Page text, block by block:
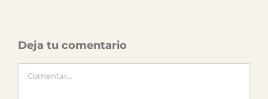
Deja tu comentario